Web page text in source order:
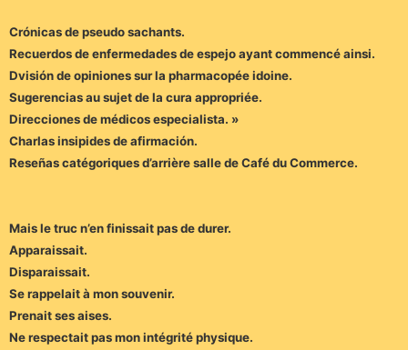
Crónicas de pseudo sachants.
Recuerdos de enfermedades de espejo ayant commencé ainsi.
Dvisión de opiniones sur la pharmacopée idoine.
Sugerencias au sujet de la cura appropriée.
Direcciones de médicos especialista. »
Charlas insipides de afirmación.
Reseñas catégoriques d’arrière salle de Café du Commerce.
Mais le truc n’en finissait pas de durer.
Apparaissait.
Disparaissait.
Se rappelait à mon souvenir.
Prenait ses aises.
Ne respectait pas mon intégrité physique.